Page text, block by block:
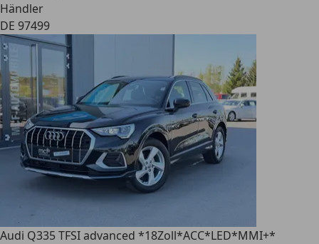
Händler
DE 97499
Audi Q335 TFSI advanced *18Zoll*ACC*LED*MMI+*